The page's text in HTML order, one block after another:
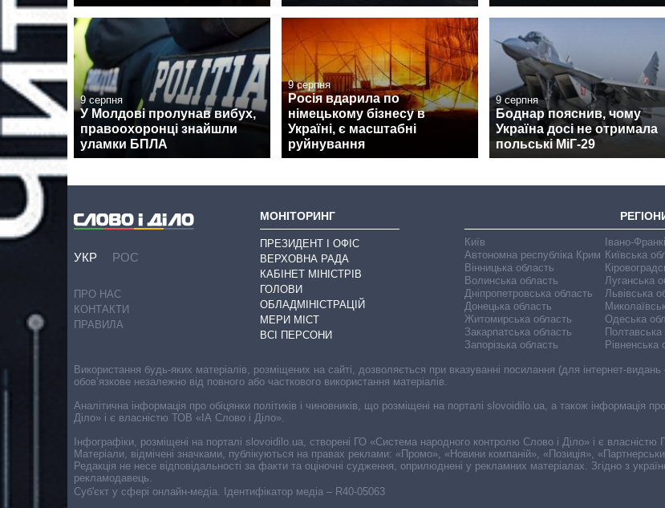
9 серпня
У Молдові пролунав вибух,
правоохоронці знайшли
уламки БПЛА
9 серпня
Росія вдарила по
німецькому бізнесу в
Україні, є масштабні
руйнування
9 серпня
Боднар пояснив, чому
Україна досі не отримала
польські МіГ-29
УКР РОС
ПРО НАС
КОНТАКТИ
ПРАВИЛА
МОНІТОРИНГ
ПРЕЗИДЕНТ І ОФІС
ВЕРХОВНА РАДА
КАБІНЕТ МІНІСТРІВ
ГОЛОВИ
ОБЛАДМІНІСТРАЦІЙ
МЕРИ МІСТ
ВСІ ПЕРСОНИ
Київ
Автономна республіка Крим
Вінницька область
Волинська область
Дніпропетровська область
Донецька область
Житомирська область
Закарпатська область
Запорізька область
Івано-
Київська
Луганська
Львівська
Одеська
Полтавська
Рівненська
Cуб'єкт у сфері онлайн-медіа. Ідентифікатор медіа – R40-05063
Використання будь-яких матеріалів, розміщених на сайті, дозволяється при вказуванні посилання (для інтернет-
обов’язкове незалежно від повного або часткового використання матеріалів.
Аналітична інформація про обіцянки політиків і чиновників, що розміщені на порталі slovoidilo.ua, а також інформація
Діло» і є власністю ТОВ «ІА Слово і Діло».
Інфографіки, розміщені на порталі slovoidilo.ua, створені ГО «Система народного контролю Слово і Діло» і є
Матеріали, відмічені значками, публікуються на правах реклами: «Промо», «Новини компаній», «Позиція»,
Редакція не несе відповідальності за факти та оціночні судження, оприлюднені у рекламних матеріалах. Згідно з
рекламодавець.